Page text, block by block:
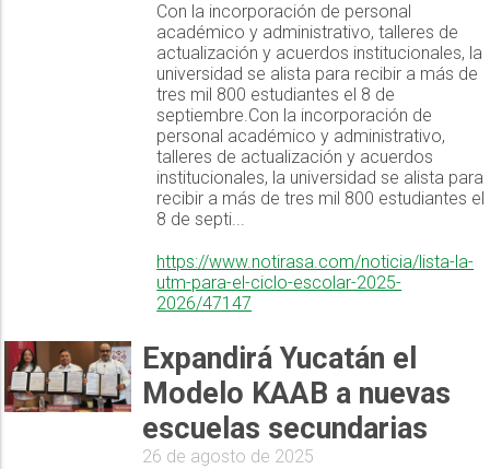
Con la incorporación de personal
académico y administrativo, talleres de
actualización y acuerdos institucionales, la
universidad se alista para recibir a más de
tres mil 800 estudiantes el 8 de
septiembre.Con la incorporación de
personal académico y administrativo,
talleres de actualización y acuerdos
institucionales, la universidad se alista para
recibir a más de tres mil 800 estudiantes el
8 de septi...
https://www.notirasa.com/noticia/lista-la-
utm-para-el-ciclo-escolar-2025-
2026/47147
Expandirá Yucatán el
Modelo KAAB a nuevas
escuelas secundarias
26 de agosto de 2025